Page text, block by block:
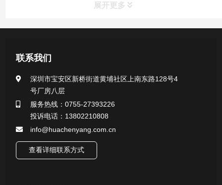
展开更多
一次性使用采样器系列
微生物样本保存液（通用运输传媒介质）系列
核酸（DNA&RNA）样本采集与保存套装系列
联系我们
深圳市宝安区新桥街道黄埔社区上南东路128号4
号厂房八层
服务热线：0755-27393226
投诉电话：13802210808
info@huachenyang.com.cn
查看详细联系方式